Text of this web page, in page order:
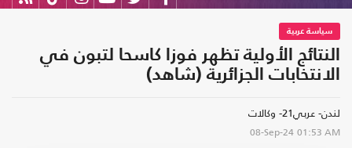
سياسة عربية
النتائج الأولية تظهر فوزا كاسحا لتبون في
الانتخابات الجزائرية (شاهد)
لندن- عربي21- وكالات
08-Sep-24 01:53 AM